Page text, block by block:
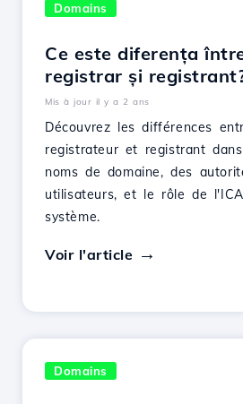
Domains
Ce este diferența
registrar și
Mis à jour il y a 2 ans
Découvrez les différences
registrateur et registrant
noms de domaine, des
utilisateurs, et le rôle de
système.
Voir l'article
Domains